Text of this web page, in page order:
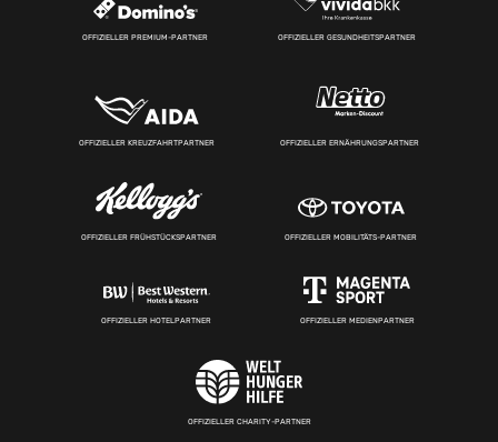
OFFIZIELLER PREMIUM-PARTNER OFFIZIELLER GESUNDHEITSPARTNER
OFFIZIELLER KREUZFAHRTPARTNER OFFIZIELLER ERNÄHRUNGSPARTNER
OFFIZIELLER FRÜHSTÜCKSPARTNER OFFIZIELLER MOBILITÄTS-PARTNER
OFFIZIELLER HOTELPARTNER OFFIZIELLER MEDIENPARTNER
OFFIZIELLER CHARITY-PARTNER